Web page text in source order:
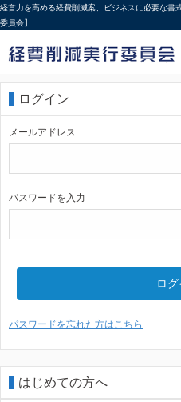
経営力を高める経費削減案、ビジネスに必要な書
委員会】
ログイン
メールアドレス
パスワードを入力
ロ
パスワードを忘れた方はこちら
はじめての方へ